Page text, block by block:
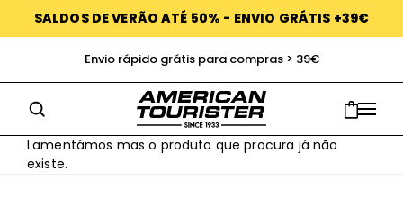
SALDOS DE VERÃO ATÉ 50% - ENVIO GRÁTIS +39€
Envio rápido grátis para compras > 39€
Lamentámos mas o produto que procura já não
existe.